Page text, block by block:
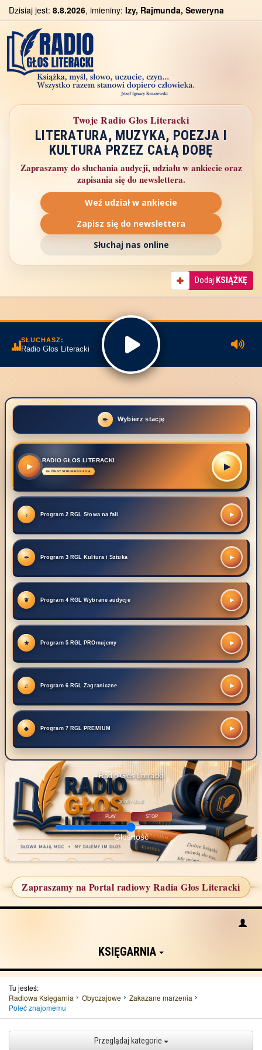
Dzisiaj jest: 8.8.2026, imieniny: Izy, Rajmunda, Seweryna
Twoje Radio Głos Literacki
LITERATURA, MUZYKA, POEZJA I
KULTURA PRZEZ CAŁĄ DOBĘ
Zapraszamy do słuchania audycji, udziału w ankiecie oraz
zapisania się do newslettera.
Weź udział w ankiecie
Zapisz się do newslettera
Słuchaj nas online
Dodaj KSIĄŻKĘ
SŁUCHASZ:
Radio Głos Literacki
Wybierz stację
RADIO GŁOS LITERACKI
▶
Program 2 RGL Słowa na fali ▶
Program 3 RGL Kultura i Sztuka ▶
Program 4 RGL Wybrane audycje ▶
Program 5 RGL PROmujemy ▶
Program 6 RGL Zagraniczne ▶
Program 7 RGL PREMIUM ▶
Radio Głos Literacki
00:00 / 00:00
PLAY STOP
Głośność
Zapraszamy na Portal radiowy Radia Głos Literacki
KSIĘGARNIA
Tu jesteś:
Radiowa Księgarnia
Obyczajowe
Zakazane marzenia
Poleć znajomemu
Przeglądaj kategorie